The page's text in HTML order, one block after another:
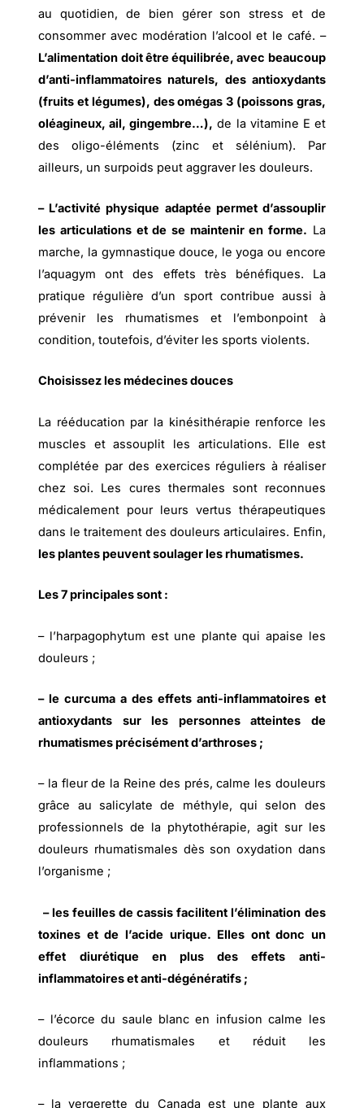
au quotidien, de bien gérer son stress et de
consommer avec modération l’alcool et le café. –
L’alimentation doit être équilibrée, avec beaucoup
d’anti-inflammatoires naturels, des antioxydants
(fruits et légumes), des omégas 3 (poissons gras,
oléagineux, ail, gingembre…), de la vitamine E et
des oligo-éléments (zinc et sélénium). Par
ailleurs, un surpoids peut aggraver les douleurs.
– L’activité physique adaptée permet d’assouplir
les articulations et de se maintenir en forme. La
marche, la gymnastique douce, le yoga ou encore
l’aquagym ont des effets très bénéfiques. La
pratique régulière d’un sport contribue aussi à
prévenir les rhumatismes et l’embonpoint à
condition, toutefois, d’éviter les sports violents.
Choisissez les médecines douces
La rééducation par la kinésithérapie renforce les
muscles et assouplit les articulations. Elle est
complétée par des exercices réguliers à réaliser
chez soi. Les cures thermales sont reconnues
médicalement pour leurs vertus thérapeutiques
dans le traitement des douleurs articulaires. Enfin,
les plantes peuvent soulager les rhumatismes.
Les 7 principales sont :
– l’harpagophytum est une plante qui apaise les
douleurs ;
– le curcuma a des effets anti-inflammatoires et
antioxydants sur les personnes atteintes de
rhumatismes précisément d’arthroses ;
– la fleur de la Reine des prés, calme les douleurs
grâce au salicylate de méthyle, qui selon des
professionnels de la phytothérapie, agit sur les
douleurs rhumatismales dès son oxydation dans
l’organisme ;
– les feuilles de cassis facilitent l’élimination des
toxines et de l’acide urique. Elles ont donc un
effet diurétique en plus des effets anti-
inflammatoires et anti-dégénératifs ;
– l’écorce du saule blanc en infusion calme les
douleurs rhumatismales et réduit les
inflammations ;
– la vergerette du Canada est une plante aux